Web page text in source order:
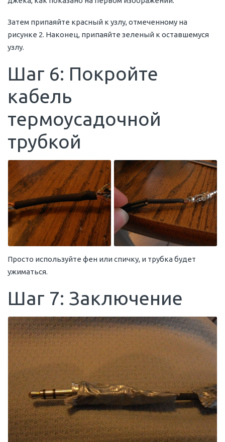
Затем припаяйте красный к узлу, отмеченному на
рисунке 2. Наконец, припаяйте зеленый к оставшемуся
узлу.
Шаг 6: Покройте
кабель
термоусадочной
трубкой
Просто используйте фен или спичку, и трубка будет
ужиматься.
Шаг 7: Заключение